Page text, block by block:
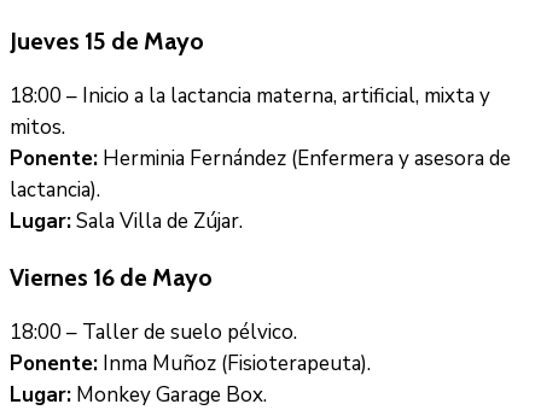
Jueves 15 de Mayo
18:00 – Inicio a la lactancia materna, artificial, mixta y
mitos.
Ponente: Herminia Fernández (Enfermera y asesora de
lactancia).
Lugar:Sala Villa de Zújar.
Viernes 16 de Mayo
18:00 – Taller de suelo pélvico.
Ponente: Inma Muñoz (Fisioterapeuta).
Lugar: Monkey Garage Box.